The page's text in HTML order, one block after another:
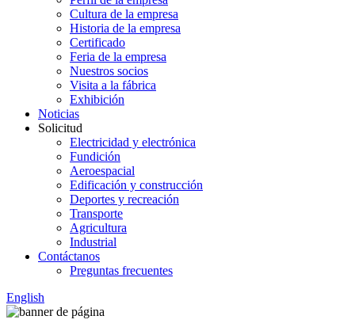
Cultura de la empresa
Historia de la empresa
Certificado
Feria de la empresa
Nuestros socios
Visita a la fábrica
Exhibición
Noticias
Solicitud
Electricidad y electrónica
Fundición
Aeroespacial
Edificación y construcción
Deportes y recreación
Transporte
Agricultura
Industrial
Contáctanos
Preguntas frecuentes
English